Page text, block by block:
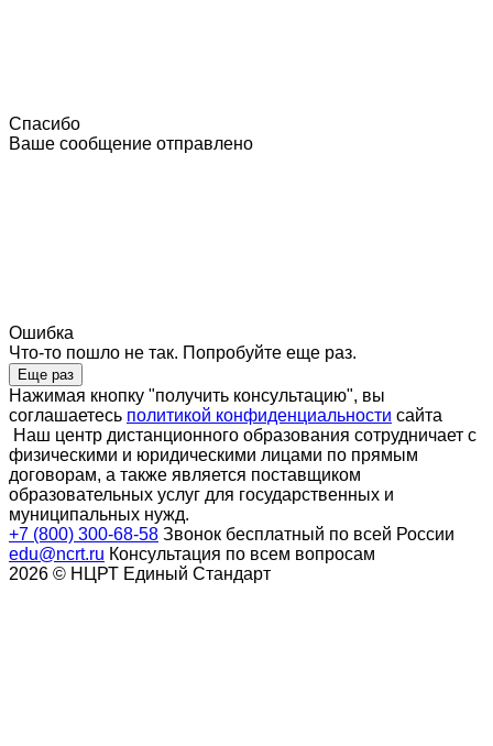
Спасибо
Ваше сообщение отправлено
Ошибка
Что-то пошло не так. Попробуйте еще раз.
Еще раз
Нажимая кнопку "получить консультацию", вы
соглашаетесь политикой конфиденциальности сайта
Наш центр дистанционного образования сотрудничает с
физическими и юридическими лицами по прямым
договорам, а также является поставщиком
образовательных услуг для государственных и
муниципальных нужд.
+7 (800) 300-68-58 Звонок бесплатный по всей России
edu@ncrt.ru Консультация по всем вопросам
2026 © НЦРТ Единый Стандарт